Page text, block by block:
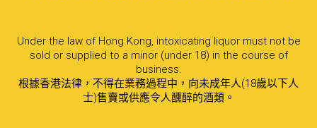
Under the law of Hong Kong, intoxicating liquor must not be
sold or supplied to a minor (under 18) in the course of
business.
根據香港法律，不得在業務過程中，向未成年人(18歲以下人
士)售賣或供應令人醺醉的酒類。